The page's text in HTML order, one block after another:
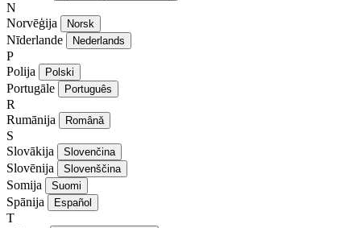
N
Norvēģija
Norsk
Nīderlande Nederlands
P
Polija
Polski
Portugāle Português
R
Rumānija
Română
S
Slovākija
Slovenčina
Slovēnija Slovenščina
Somija Suomi
Spānija Español
T